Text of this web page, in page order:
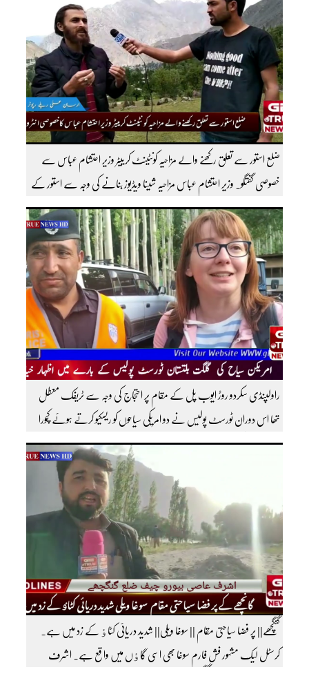
ضلع استور سے تعلق رکھنے والے مزاحیہ کونٹینٹ کرییٹر وزیر احتشام عباس سے
خصوصی گفتگو۔ وزیر احتشام عباس مزاحیہ شینا ویڈیوز بنانے کی وجہ سے استور کے
اندر کافی مشہور ہیں مزید اچھی اچھی ویڈیوز دیکھنے کے لئے ہمارے یوٹیوب چینل کو
سبسکرائب کریں
راولپنڈی سکردو روڑ ایوب پل کے مقام پر احتجاج کی وجہ سے ٹریفک معطل
تھا اس دوران ٹورسٹ پولیس نے دو امریکی سیاحوں کو ریسکیو کرتے ہوئے کچورا
پہنچایا تھا امریکی سیاحوں کی گلگت بلتستان ٹورسٹ پولیس کے بارے اظہار
خیال کرتے ہوئے مزید اچھی اچھی ویڈیوز دیکھنے کے لئے ہمارے یوٹیوب چینل کو
گنگچھے|| پر فضا سیاحتی مقام || سوغا ویلی|| شدید دریائی کٹاٶ کے زد میں ہے۔
کرسٹل لیک مشہور فش فارم سوغا بھی اسی گاٶں میں واقع ہے۔ اشرف